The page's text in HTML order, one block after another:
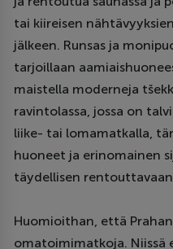
tai kiireisen
jälkeen. Runsas ja
tarjoillaan
maistella moderneja
ravintolassa, jossa on
liike- tai lomamatkalla,
huoneet ja erinomainen
täydellisen
Huomioithan, että
omatoimimatkoja. Niissä